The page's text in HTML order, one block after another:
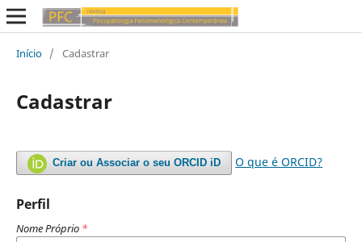
Início / Cadastrar
Cadastrar
Criar ou Associar o seu ORCID iD O que é ORCID?
Perfil
Nome Próprio *